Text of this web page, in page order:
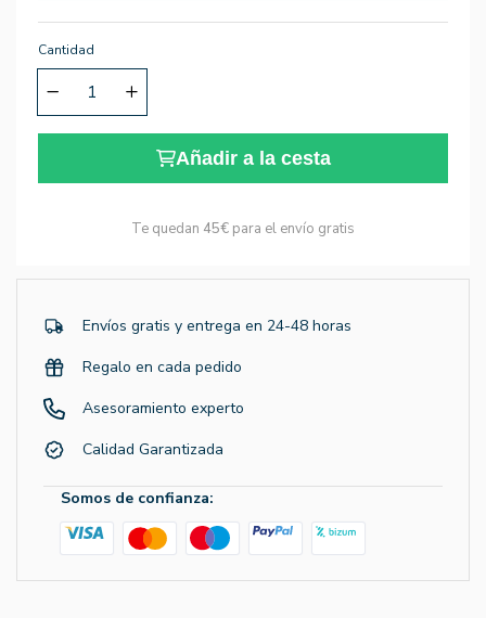
Cantidad
Añadir a la cesta
Te quedan 45€ para el envío gratis
Envíos gratis y entrega en 24-48 horas
Regalo en cada pedido
Asesoramiento experto
Calidad Garantizada
Somos de confianza: